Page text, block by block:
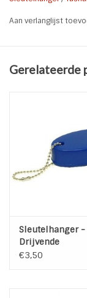
Aan verlanglijst
Gerelateerde
Sleutelhanger -
Drijvende
sleutelhanger
€3,50